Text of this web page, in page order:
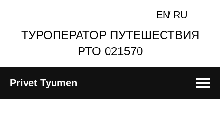
EN RU
/
ТУРОПЕРАТОР ПУТЕШЕСТВИЯ
РТО 021570
Privet Tyumen